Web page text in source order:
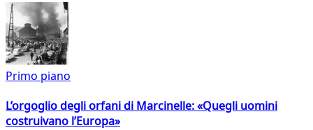
Primo piano
L’orgoglio degli orfani di Marcinelle: «Quegli uomini
costruivano l’Europa»